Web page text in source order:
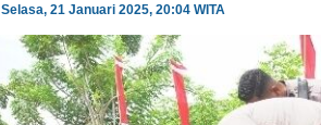
Selasa, 21 Januari 2025, 20:04 WITA